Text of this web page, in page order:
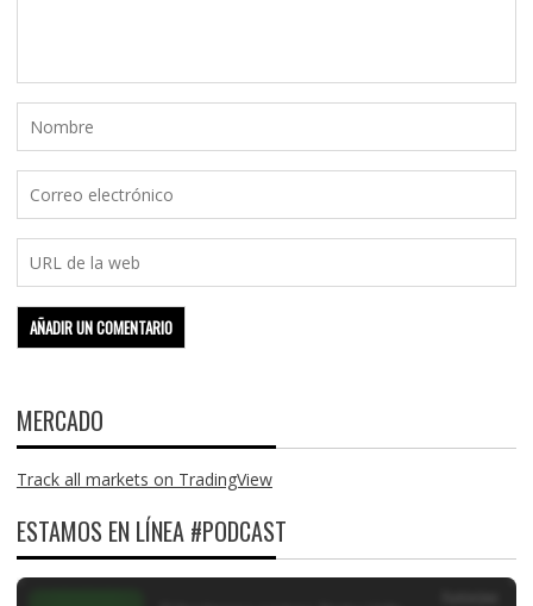
MERCADO
Track all markets on TradingView
ESTAMOS EN LÍNEA #PODCAST